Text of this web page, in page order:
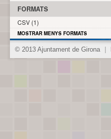
FORMATS
CSV (1)
MOSTRAR MENYS FORMATS
© 2013 Ajuntament de Girona